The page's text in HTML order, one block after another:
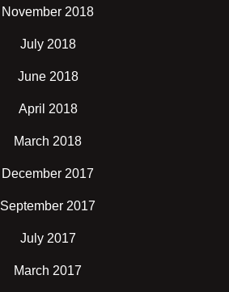
November 2018
July 2018
June 2018
April 2018
March 2018
December 2017
September 2017
July 2017
March 2017